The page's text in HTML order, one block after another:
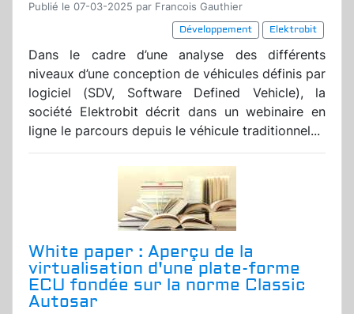
Publié le 07-03-2025 par Francois Gauthier
Développement
Elektrobit
Dans le cadre d’une analyse des différents
niveaux d’une conception de véhicules définis par
logiciel (SDV, Software Defined Vehicle), la
société Elektrobit décrit dans un webinaire en
ligne le parcours depuis le véhicule traditionnel...
White paper : Aperçu de la
virtualisation d'une plate-forme
ECU fondée sur la norme Classic
Autosar